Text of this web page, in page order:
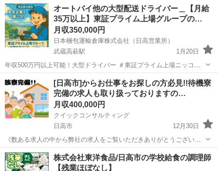
にできる環境◎ ✧ 働きやすいポイント多数 ✧ ・残業ほぼなし！オ
ン...
埼玉 日高市 IT 未経験
オートバイ他の大型配送ドライバー＿【月給
35万以上】東証プライム上場グループの…
月収350,000円
日本梱包運輸倉庫株式会社（日高営業所）
武蔵高萩駅
1月20日
年収500万円以上可能！大型ドライバー ＃東証プライム上場ニッコン
HDグループ ＃未経験OK ＃月給35万円以上 ＃賞与年2回 ＃週休2日制
＃バイク好き必見 ________________________...
埼玉 武蔵高萩駅 ドライバー 業務
[日高市]からお仕事をお探しの方必見!!待機寮
完備の求人も取り扱っておりますの…
月収400,000円
クイックコンサルティング
日高市
12月30日
《数ある求人の中から弊社の求人をご覧いただきありがとうございま
す!!》 全国に様々な求人を取り扱っておりご希望条件やご状況に応じ
てマッチしそうな求人をご案内いたします!! 応募前に相談だけしてみ
たい方やどんな求人があるか...
埼玉 日高市 その他 交代勤務
株式会社東洋食品/日高市の学校給食の調理師
【残業ほぼなし】